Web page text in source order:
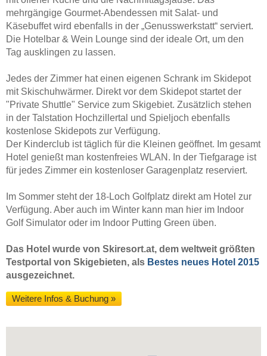
mehrgängige Gourmet-Abendessen mit Salat- und
Käsebuffet wird ebenfalls in der „Genusswerkstatt“ serviert.
Die Hotelbar & Wein Lounge sind der ideale Ort, um den
Tag ausklingen zu lassen.
Jedes der Zimmer hat einen eigenen Schrank im Skidepot
mit Skischuhwärmer. Direkt vor dem Skidepot startet der
"Private Shuttle" Service zum Skigebiet. Zusätzlich stehen
in der Talstation Hochzillertal und Spieljoch ebenfalls
kostenlose Skidepots zur Verfügung.
Der Kinderclub ist täglich für die Kleinen geöffnet. Im gesamt
Hotel genießt man kostenfreies WLAN. In der Tiefgarage ist
für jedes Zimmer ein kostenloser Garagenplatz reserviert.
Im Sommer steht der 18-Loch Golfplatz direkt am Hotel zur
Verfügung. Aber auch im Winter kann man hier im Indoor
Golf Simulator oder im Indoor Putting Green üben.
Das Hotel wurde von Skiresort.at, dem weltweit größten
Testportal von Skigebieten, als Bestes neues Hotel 2015
ausgezeichnet.
Weitere Infos & Buchung »